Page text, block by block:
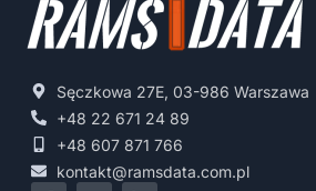
Sęczkowa 27E, 03-986 Warszawa
+48 22 671 24 89
+48 607 871 766
kontakt@ramsdata.com.pl